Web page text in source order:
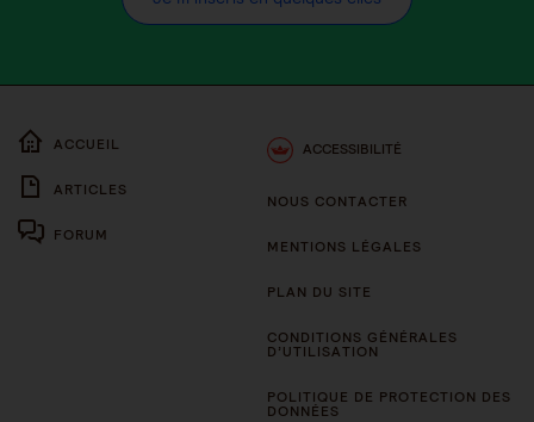
ACCUEIL
ARTICLES
FORUM
ACCESSIBILITÉ
NOUS CONTACTER
MENTIONS LÉGALES
PLAN DU SITE
CONDITIONS GÉNÉRALES
D’UTILISATION
POLITIQUE DE PROTECTION DES
DONNÉES